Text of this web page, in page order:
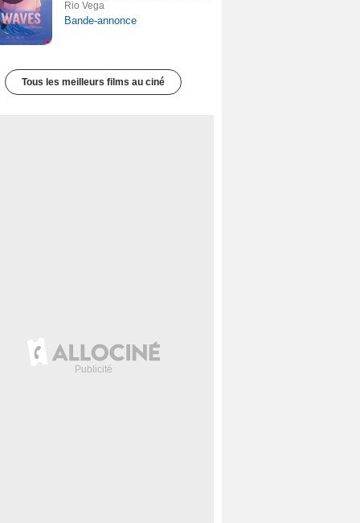
Rio Vega
Bande-annonce
Tous les meilleurs films au ciné